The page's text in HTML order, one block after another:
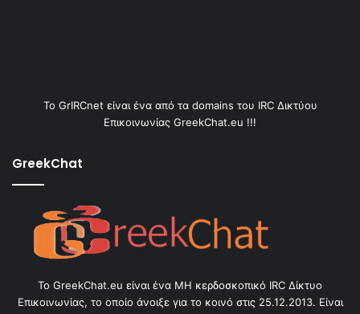
Το GrIRCnet είναι ένα από τα domains του IRC Δικτύου
Επικοινωνίας GreekChat.eu !!!
GreekChat
Το GreekChat.eu είναι ένα ΜΗ κερδοσκοπικό IRC Δίκτυο
Επικοινωνίας, το οποίο άνοιξε για το κοινό στις 25.12.2013. Είναι